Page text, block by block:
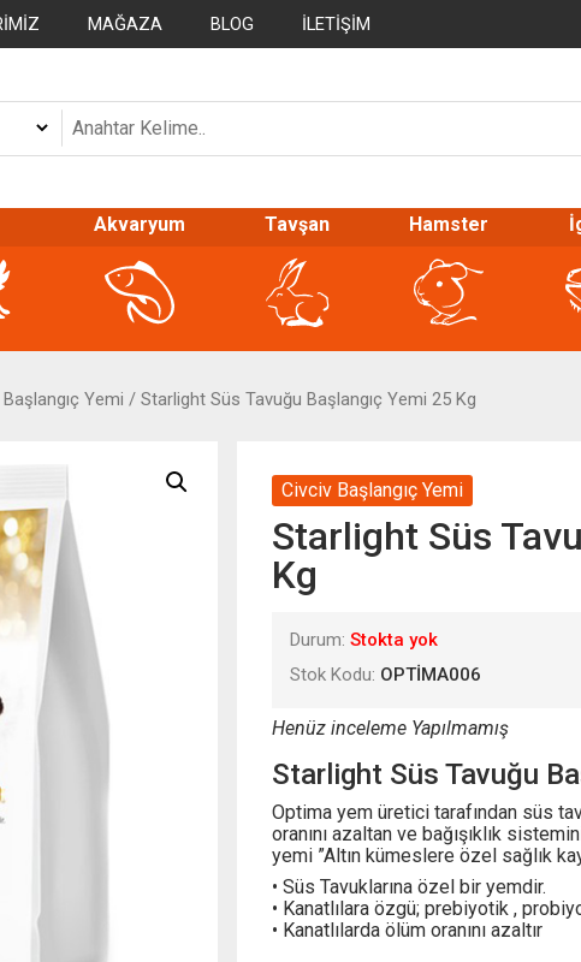
MAĞAZA BLOG İLETIŞIM
Akvaryum Tavşan Hamster
Yemi / Starlight Süs Tavuğu Başlangıç Yemi 25 Kg
Civciv Başlangıç Yemi
Starlight Süs
Kg
Durum: Stokta yok
Stok Kodu: OPTİMA006
Henüz inceleme Yapılmamış
Starlight Süs Tavuğu
Optima yem üretici tarafından süs
oranını azaltan ve bağışıklık
yemi ”Altın kümeslere özel sağlık
• Süs Tavuklarına özel bir yemdir.
• Kanatlılara özgü; prebiyotik ,
• Kanatlılarda ölüm oranını azaltır